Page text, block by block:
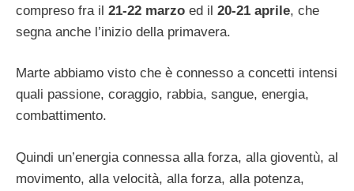
compreso fra il 21-22 marzo ed il 20-21 aprile, che
segna anche l’inizio della primavera.
Marte abbiamo visto che è connesso a concetti intensi
quali passione, coraggio, rabbia, sangue, energia,
combattimento.
Quindi un’energia connessa alla forza, alla gioventù, al
movimento, alla velocità, alla forza, alla potenza,